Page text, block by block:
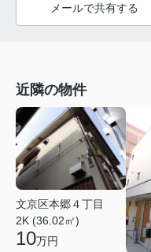
メールで共有する
近隣の物件
文京区本郷４丁目
2K (36.02㎡)
10万円